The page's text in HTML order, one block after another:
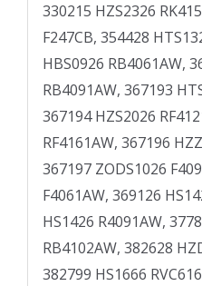
330215 HZS2326
F247CB, 354428
HBS0926 RB4061AW,
RB4091AW, 367193
367194 HZS2026
RF4161AW, 367196
367197 ZODS1026
F4061AW, 369126
HS1426 R4091AW,
RB4102AW, 382628
382799 HS1666